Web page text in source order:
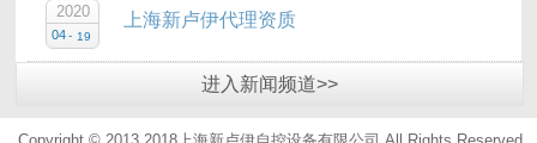
上海新卢伊代理资质
2020
04 - 19
进入 新闻频道>>